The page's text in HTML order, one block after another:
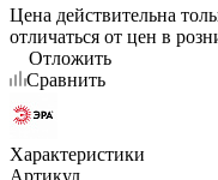
Цена действительна
отличаться от цен в
Отложить
Сравнить
Характеристики
Артикул